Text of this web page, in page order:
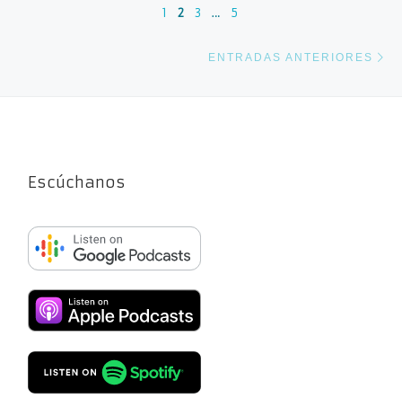
1 2 3 … 5
ENTRADAS ANTERIORES
Escúchanos